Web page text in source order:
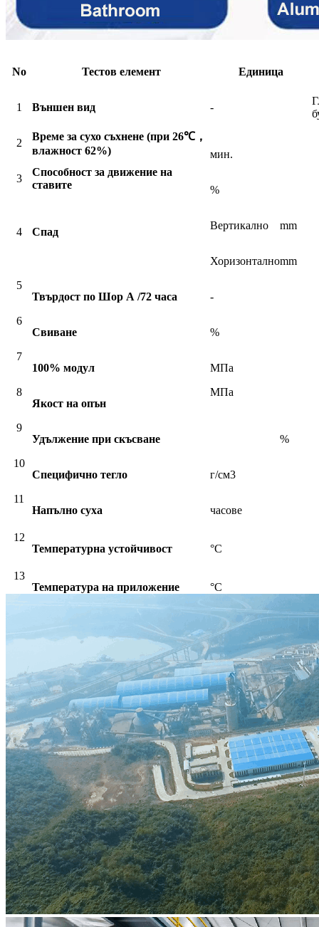
No Тестов елемент Единица
1 Външен вид -
2
Време за сухо съхнене (при 26℃，
влажност 62%)
мин.
3
Способност за движение на
ставите
%
4 Спад
Вертикално mm
Хоризонталноmm
5
Твърдост по Шор А /72 часа
-
6
Свиване
%
7
100% модул
МПа
8
Якост на опън
МПа
9
Удължение при скъсване
%
10
Специфично тегло
г/см3
11
Напълно суха
часове
12
Температурна устойчивост
°C
13
Температура на приложение
°C